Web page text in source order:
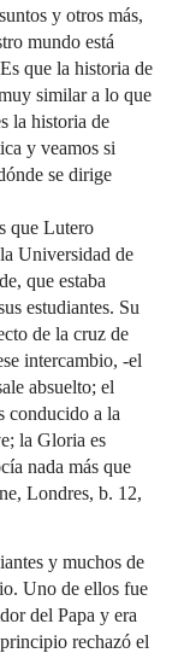
y otros más,
mundo está
que la historia de
similar a lo que
la historia de
y veamos si
se dirige
que Lutero
Universidad de
que estaba
estudiantes. Su
de la cruz de
intercambio, -el
absuelto; el
conducido a la
la Gloria es
nada más que
Londres, b. 12,
y muchos de
Uno de ellos fue
del Papa y era
rechazó el